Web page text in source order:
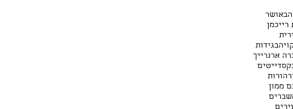
אושר
רייכמן
בגידות
ארנרייך
דייטים
הורות
ממון